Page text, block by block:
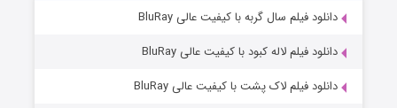
قسمت۷ (زیرنویس) منتشر شد دانلود فیلم سال گربه با کیفیت عالی BluRay
دانلود فیلم لاله کبود با کیفیت عالی BluRay
دانلود فیلم لاک پشت با کیفیت عالی BluRay